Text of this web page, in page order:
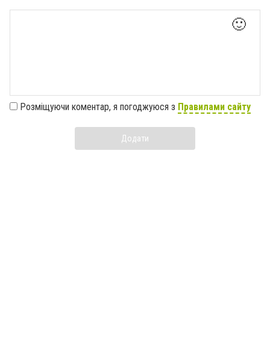
🙂
Розміщуючи коментар, я погоджуюся з Правилами сайту
Додати